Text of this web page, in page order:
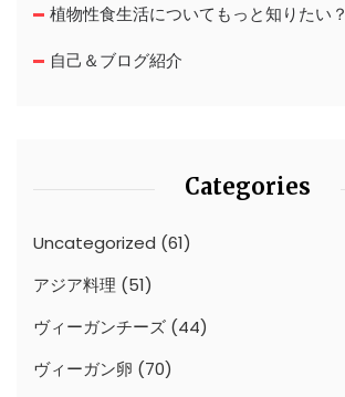
植物性食生活についてもっと知りたい？
自己＆ブログ紹介
Categories
Uncategorized (61)
アジア料理 (51)
ヴィーガンチーズ (44)
ヴィーガン卵 (70)